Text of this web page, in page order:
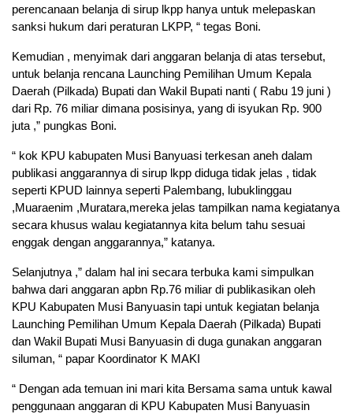
perencanaan belanja di sirup lkpp hanya untuk melepaskan
sanksi hukum dari peraturan LKPP, “ tegas Boni.
Kemudian , menyimak dari anggaran belanja di atas tersebut,
untuk belanja rencana Launching Pemilihan Umum Kepala
Daerah (Pilkada) Bupati dan Wakil Bupati nanti ( Rabu 19 juni )
dari Rp. 76 miliar dimana posisinya, yang di isyukan Rp. 900
juta ,” pungkas Boni.
“ kok KPU kabupaten Musi Banyuasi terkesan aneh dalam
publikasi anggarannya di sirup lkpp diduga tidak jelas , tidak
seperti KPUD lainnya seperti Palembang, lubuklinggau
,Muaraenim ,Muratara,mereka jelas tampilkan nama kegiatanya
secara khusus walau kegiatannya kita belum tahu sesuai
enggak dengan anggarannya,” katanya.
Selanjutnya ,” dalam hal ini secara terbuka kami simpulkan
bahwa dari anggaran apbn Rp.76 miliar di publikasikan oleh
KPU Kabupaten Musi Banyuasin tapi untuk kegiatan belanja
Launching Pemilihan Umum Kepala Daerah (Pilkada) Bupati
dan Wakil Bupati Musi Banyuasin di duga gunakan anggaran
siluman, “ papar Koordinator K MAKI
“ Dengan ada temuan ini mari kita Bersama sama untuk kawal
penggunaan anggaran di KPU Kabupaten Musi Banyuasin